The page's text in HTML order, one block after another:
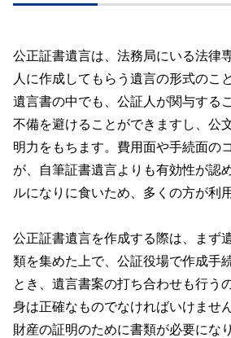
公正証書遺言は、法務局にいる法律
人に作成してもらう遺言の形式のこ
遺言書の中でも、公証人が関与する
不備を避けることができますし、公
明力をもちます。費用面や手続面の
が、自筆証書遺言よりも有効性が認
ルになりに食いため、多くの方が利
公正証書遺言を作成する際は、まず
類を集めた上で、公証役場で作成手
とき、遺言書案の打ち合わせも行う
身は正確なものでなければいけませ
財産の証明のために書類が必要にな